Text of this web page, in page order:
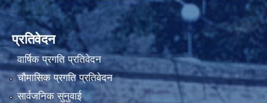
प्रतिवेदन
वार्षिक प्रगति प्रतिवेदन
चौमासिक प्रगति प्रतिवेदन
सार्वजनिक सुनुवाई